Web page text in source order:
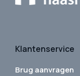
Klantenservice
Brug aanvragen